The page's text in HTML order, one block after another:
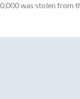
was stolen from